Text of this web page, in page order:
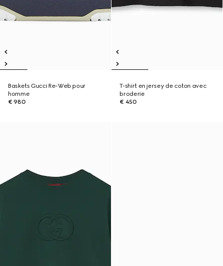
Baskets Gucci Re-Web pour
homme
€ 980
T-shirt en jersey de coton avec
broderie
€ 450